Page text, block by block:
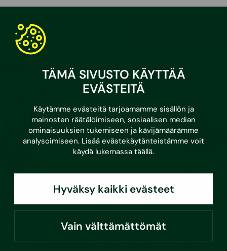
TÄMÄ SIVUSTO KÄYTTÄÄ
EVÄSTEITÄ
Käytämme evästeitä tarjoamamme sisällön ja
mainosten räätälöimiseen, sosiaalisen median
ominaisuuksien tukemiseen ja kävijämäärämme
analysoimiseen. Lisää evästekäytänteistämme voit
käydä lukemassa täällä.
Hyväksy kaikki evästeet
Vain välttämättömät
Lue myös:
17.6.2026